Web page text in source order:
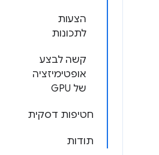
הצעות
לתכונות
קשה לבצע
אופטימיזציה
של GPU
חטיפות דסקית
תודות